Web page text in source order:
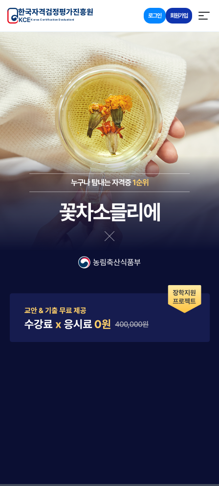
한국자격검정평가진흥원
KCEKorea Certification Evaluationl
로그인 회원가입
누구나 탐내는 자격증1순위
꽃차소믈리에
농림축산식품부